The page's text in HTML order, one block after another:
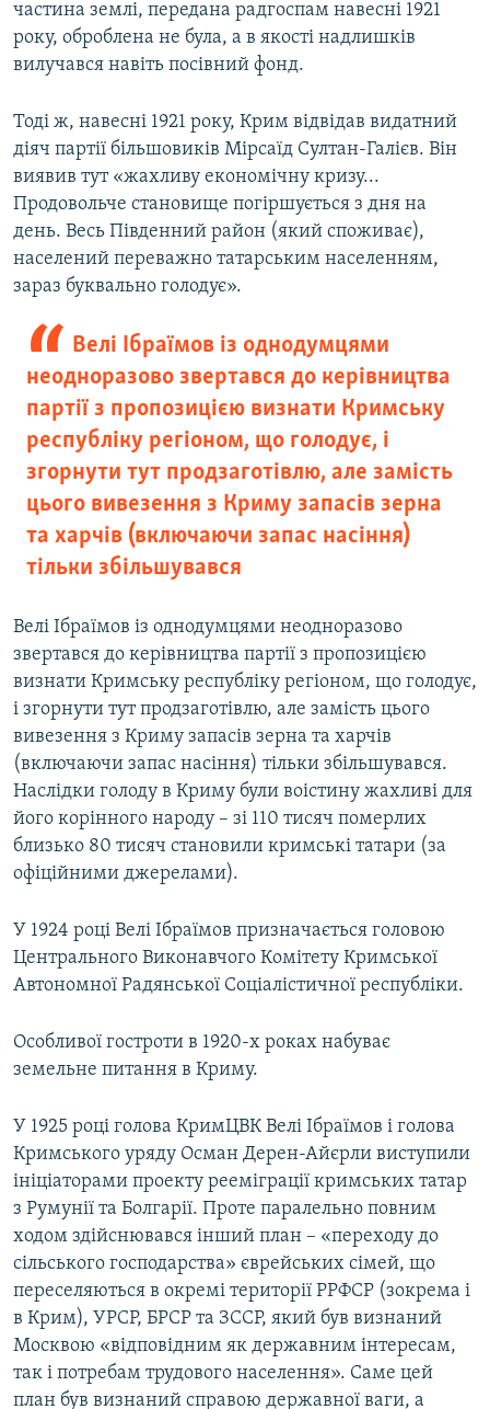
частина землі, передана радгоспам навесні 1921
року, оброблена не була, а в якості надлишків
вилучався навіть посівний фонд.
Тоді ж, навесні 1921 року, Крим відвідав видатний
діяч партії більшовиків Мірсаїд Султан-Галієв. Він
виявив тут «жахливу економічну кризу...
Продовольче становище погіршується з дня на
день. Весь Південний район (який споживає),
населений переважно татарським населенням,
зараз буквально голодує».
Велі Ібраїмов із однодумцями
неодноразово звертався до керівництва
партії з пропозицією визнати Кримську
республіку регіоном, що голодує, і
згорнути тут продзаготівлю, але замість
цього вивезення з Криму запасів зерна
та харчів (включаючи запас насіння)
тільки збільшувався
Велі Ібраїмов із однодумцями неодноразово
звертався до керівництва партії з пропозицією
визнати Кримську республіку регіоном, що голодує,
і згорнути тут продзаготівлю, але замість цього
вивезення з Криму запасів зерна та харчів
(включаючи запас насіння) тільки збільшувався.
Наслідки голоду в Криму були воістину жахливі для
його корінного народу – зі 110 тисяч померлих
близько 80 тисяч становили кримські татари (за
офіційними джерелами).
У 1924 році Велі Ібраїмов призначається головою
Центрального Виконавчого Комітету Кримської
Автономної Радянської Соціалістичної республіки.
Особливої гостроти в 1920-х роках набуває
земельне питання в Криму.
У 1925 році голова КримЦВК Велі Ібраїмов і голова
Кримського уряду Осман Дерен-Айєрли виступили
ініціаторами проекту рееміграції кримських татар
з Румунії та Болгарії. Проте паралельно повним
ходом здійснювався інший план – «переходу до
сільського господарства» єврейських сімей, що
переселяються в окремі території РРФСР (зокрема і
в Крим), УРСР, БРСР та ЗССР, який був визнаний
Москвою «відповідним як державним інтересам,
так і потребам трудового населення». Саме цей
план був визнаний справою державної ваги, а